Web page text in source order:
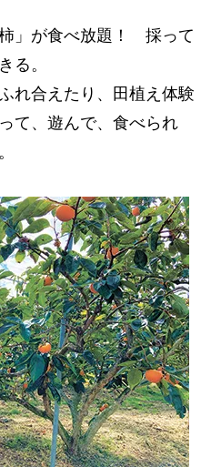
」が食べ放題！ 採って
る。
れ合えたり、田植え体験
て、遊んで、食べられ